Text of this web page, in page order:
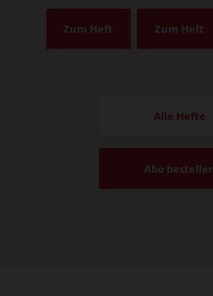
Zum Heft Zum Heft
Alle Hefte
Abo bestellen